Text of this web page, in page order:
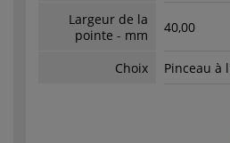
Largeur de la
pointe - mm
40,00
Choix Pinceau à